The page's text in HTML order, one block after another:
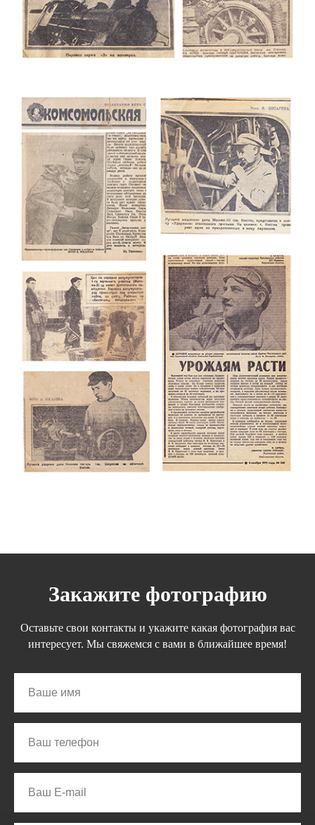
Закажите фотографию
Оставьте свои контакты и укажите какая фотография вас
интересует. Мы свяжемся с вами в ближайшее время!